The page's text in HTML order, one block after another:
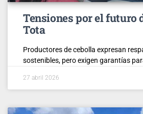
Tensiones por el futuro
Tota
Productores de cebolla expresan
sostenibles, pero exigen garantías
27 abril 2026